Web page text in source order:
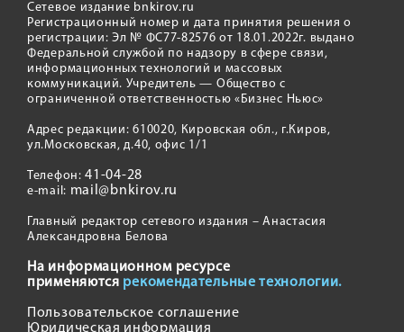
Сетевое издание bnkirov.ru
Регистрационный номер и дата принятия решения о
регистрации: Эл № ФС77-82576 от 18.01.2022г. выдано
Федеральной службой по надзору в сфере связи,
информационных технологий и массовых
коммуникаций. Учредитель — Общество с
ограниченной ответственностью «Бизнес Ньюс»
Адрес редакции: 610020, Кировская обл., г.Киров,
ул.Московская, д.40, офис 1/1
Телефон:41-04-28
e-mail: mail@bnkirov.ru
Главный редактор сетевого издания – Анастасия
Александровна Белова
На информационном ресурсе
применяются рекомендательные технологии.
Пользовательское соглашение
Юридическая информация